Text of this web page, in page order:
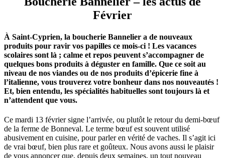
Février
À Saint-Cyprien, la boucherie Bannelier a de nouveaux
produits pour ravir vos papilles ce mois-ci ! Les vacances
scolaires sont là ; calme et repos peuvent s’accompagner de
quelques bons produits à déguster en famille. Que ce soit au
niveau de nos viandes ou de nos produits d’épicerie fine à
l’italienne, vous trouverez votre bonheur dans nos nouveautés !
Et, bien entendu, les spécialités habituelles sont toujours là et
n’attendent que vous.
Ce mardi 13 février signe l’arrivée, ou plutôt le retour du demi-bœuf
de la ferme de Bonneval. Le terme bœuf est souvent utilisé
abusivement en cuisine, pour parler en vérité de vaches. Il s’agit ici
de vrai bœuf, bien plus rare et goûteux. Nous avons aussi le plaisir
de vous annoncer que, depuis deux semaines, un tout nouveau